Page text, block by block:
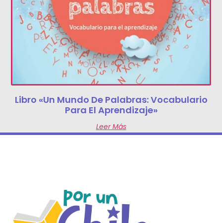
Libro «Un Mundo De Palabras: Vocabulario
Para El Aprendizaje»
Leer Más